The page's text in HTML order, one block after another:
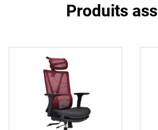
Produits